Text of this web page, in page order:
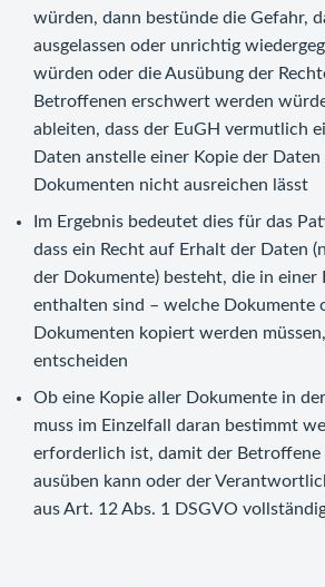
würden, dann bestünde die Gefahr,
ausgelassen oder unrichtig
würden oder die Ausübung der
Betroffenen erschwert werden
ableiten, dass der EuGH vermutlich
Daten anstelle einer Kopie der Daten
Dokumenten nicht ausreichen lässt
Im Ergebnis bedeutet dies für das
dass ein Recht auf Erhalt der Daten
der Dokumente) besteht, die in einer
enthalten sind – welche Dokumente
Dokumenten kopiert werden
entscheiden
Ob eine Kopie aller Dokumente in
muss im Einzelfall daran bestimmt
erforderlich ist, damit der Betroffene
ausüben kann oder der
aus Art. 12 Abs. 1 DSGVO